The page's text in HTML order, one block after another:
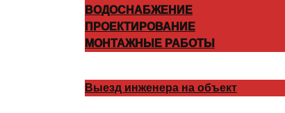
ВОДОСНАБЖЕНИЕ
ПРОЕКТИРОВАНИЕ
МОНТАЖНЫЕ РАБОТЫ
Выезд инженера на объект